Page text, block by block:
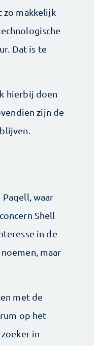
zo makkelijk
Dat is te
hierbij doen
zijn de
waar
Shell
in de
maar
met de
op het
in